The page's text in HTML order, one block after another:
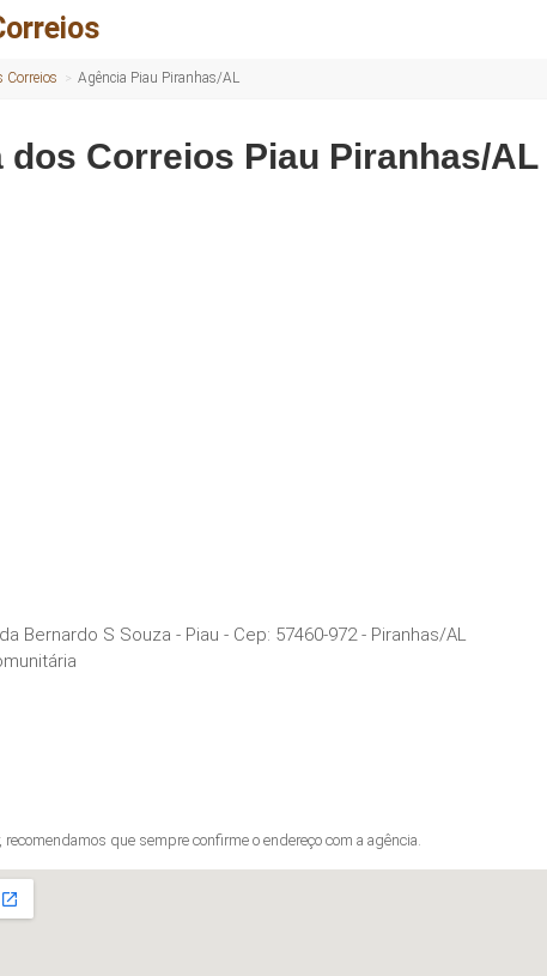
Correios Agência Piau Piranhas/AL
dos Correios Piau Piranhas/AL
Bernardo S Souza - Piau - Cep: 57460-972- Piranhas/AL
que sempre confirme o endereço com a agência.